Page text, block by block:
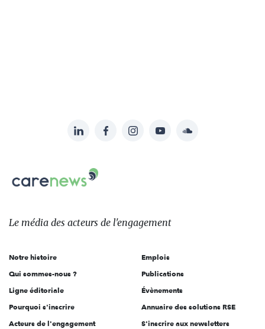
sur:
LinkedInFacebookInstagramYouTubeSoundcloud
Carenews,
Le
des
l'engagement
Le média des acteurs de l'engagement
Notre histoire
Qui sommes-nous ?
Ligne éditoriale
Pourquoi s'inscrire
Acteurs de l'engagement
Emplois
Publications
Évènements
Annuaire des solutions RSE
S'inscrire aux newsletters